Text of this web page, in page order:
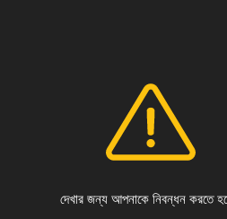
দেখার জন্য আপনাকে নিবন্ধন করতে